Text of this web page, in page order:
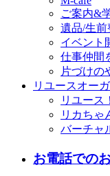
ご案内&
遺品/生前
イベント
仕事仲間
片づけの
リユースオー
リユース
リカちゃ
バーチャ
お電話での